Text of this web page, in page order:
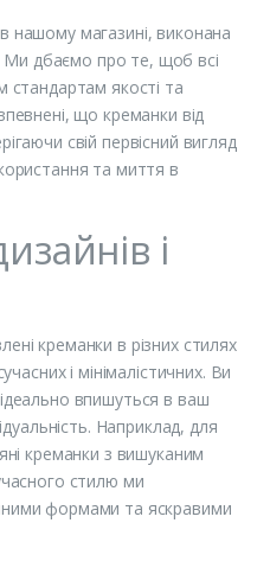
нашому магазині, виконана
Ми дбаємо про те, щоб всі
стандартам якості та
що креманки від
свій первісний вигляд
та миття в
і
креманки в різних стилях
і мінімалістичних. Ви
впишуться в ваш
Наприклад, для
креманки з вишуканим
стилю ми
формами та яскравими